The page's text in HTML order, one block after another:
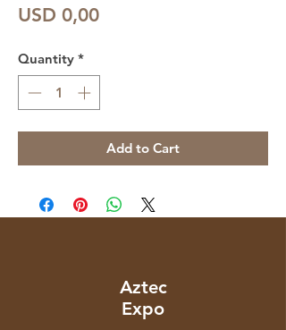
USD 0,00Price
Quantity *
Add to Cart
Aztec
Expo